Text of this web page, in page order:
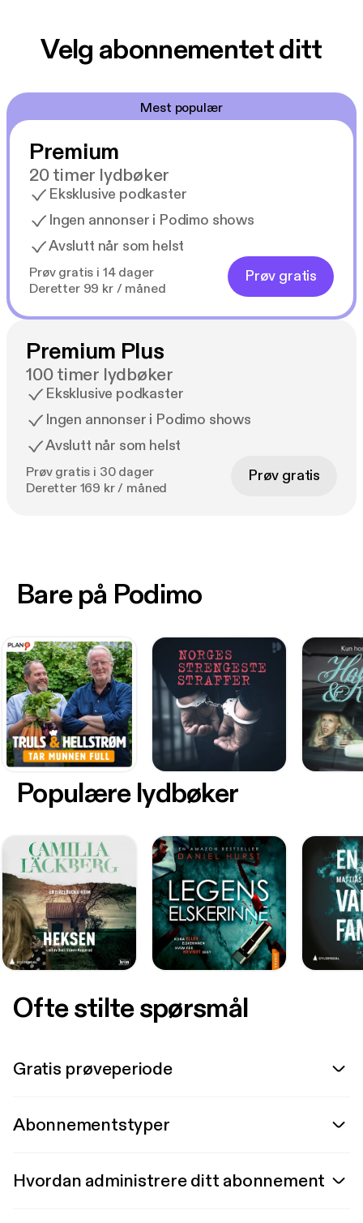
Velg abonnementet ditt
Mest populær
Premium
20 timer lydbøker
Eksklusive podkaster
Ingen annonser i Podimo shows
Avslutt når som helst
Prøv gratis i 14 dager
Deretter 99 kr / måned
Prøv gratis
Premium Plus
100 timer lydbøker
Eksklusive podkaster
Ingen annonser i Podimo shows
Avslutt når som helst
Prøv gratis i 30 dager
Deretter 169 kr / måned
Prøv gratis
Bare på Podimo
Populære lydbøker
Ofte stilte spørsmål
Gratis prøveperiode
Abonnementstyper
Hvordan administrere ditt abonnement